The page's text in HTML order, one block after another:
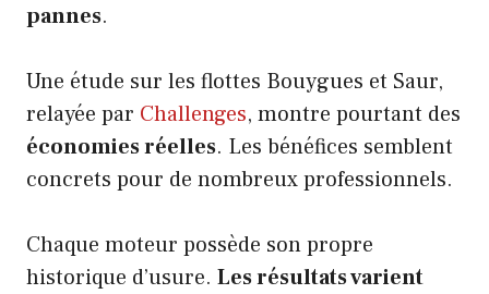
pannes.
Une étude sur les flottes Bouygues et Saur,
relayée par Challenges, montre pourtant des
économies réelles. Les bénéfices semblent
concrets pour de nombreux professionnels.
Chaque moteur possède son propre
historique d’usure. Les résultats varient